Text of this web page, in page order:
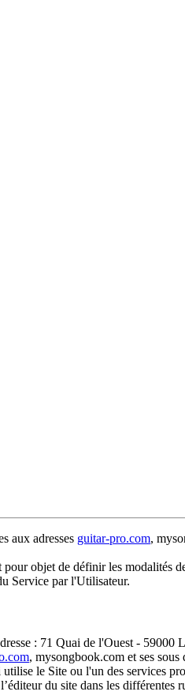
aux adresses guitar-pro.com,
objet de définir les modalités
Service par l'Utilisateur.
: 71 Quai de l'Ouest - 59000
, mysongbook.com et ses sous
le Site ou l'un des services
du site dans les différentes